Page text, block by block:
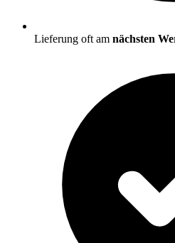
Lieferung oft am nächsten